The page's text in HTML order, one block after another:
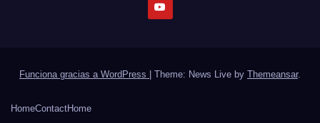
Funciona gracias a WordPress Theme: News Live by Themeansar.
HomeContactHome